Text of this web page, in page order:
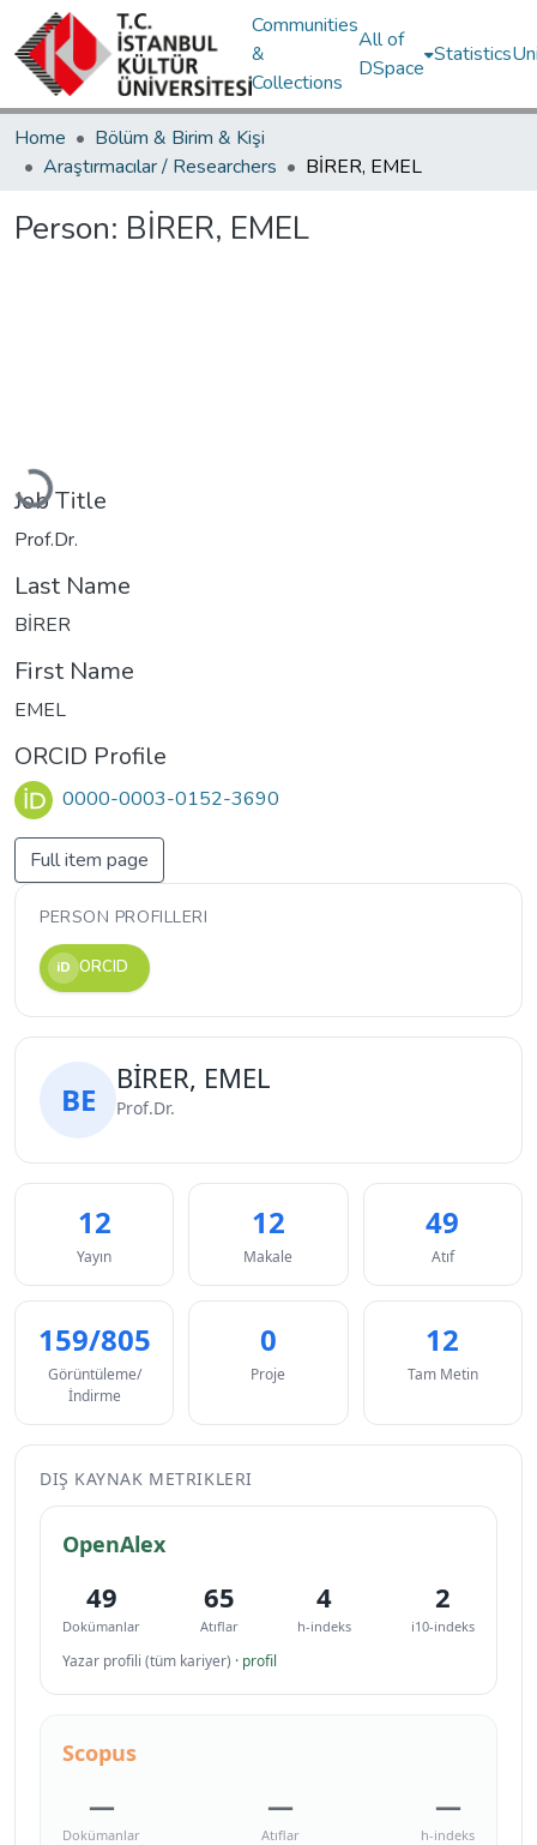
Communities
&
Collections
All of
DSpace
Statistics
Home
Bölüm & Birim & Kişi
Araştırmacılar / Researchers
BİRER, EMEL
Person: BİRER, EMEL
Loading...
Job Title
Prof.Dr.
Last Name
BİRER
First Name
EMEL
ORCID Profile
0000-0003-0152-3690
Full item page
PERSON PROFILLERI
iD ORCID
BE
BİRER, EMEL
Prof.Dr.
12
Yayın
12
Makale
49
Atıf
159/805
Görüntüleme/
İndirme
0
Proje
12
Tam Metin
DIŞ KAYNAK METRIKLERI
OpenAlex
49
Dokümanlar
65
Atıflar
4
h-indeks
2
i10-indeks
Yazar profili (tüm kariyer) · profil
Scopus
—
Dokümanlar
—
Atıflar
—
h-indeks